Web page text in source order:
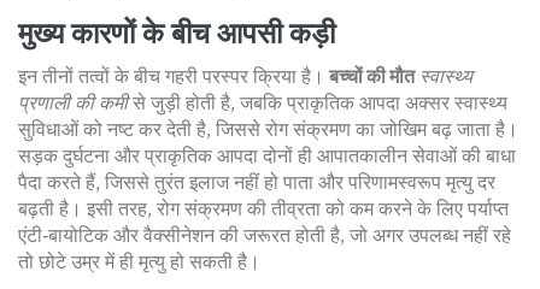
मुख्य कारणों के बीच आपसी कड़ी
इन तीनों तत्वों के बीच गहरी परस्पर क्रिया है। बच्चों की मौत स्वास्थ्य
प्रणाली की कमीसे जुड़ी होती है, जबकि प्राकृतिक आपदा अक्सर स्वास्थ्य
सुविधाओं को नष्ट कर देती है, जिससे रोग संक्रमण का जोखिम बढ़ जाता है।
सड़क दुर्घटना और प्राकृतिक आपदा दोनों ही आपातकालीन सेवाओं की बाधा
पैदा करते हैं, जिससे तुरंत इलाज नहीं हो पाता और परिणामस्वरूप मृत्यु दर
बढ़ती है। इसी तरह, रोग संक्रमण की तीव्रता को कम करने के लिए पर्याप्त
एंटी‑बायोटिक और वैक्सीनेशन की जरूरत होती है, जो अगर उपलब्ध नहीं रहे
तो छोटे उम्र में ही मृत्यु हो सकती है।